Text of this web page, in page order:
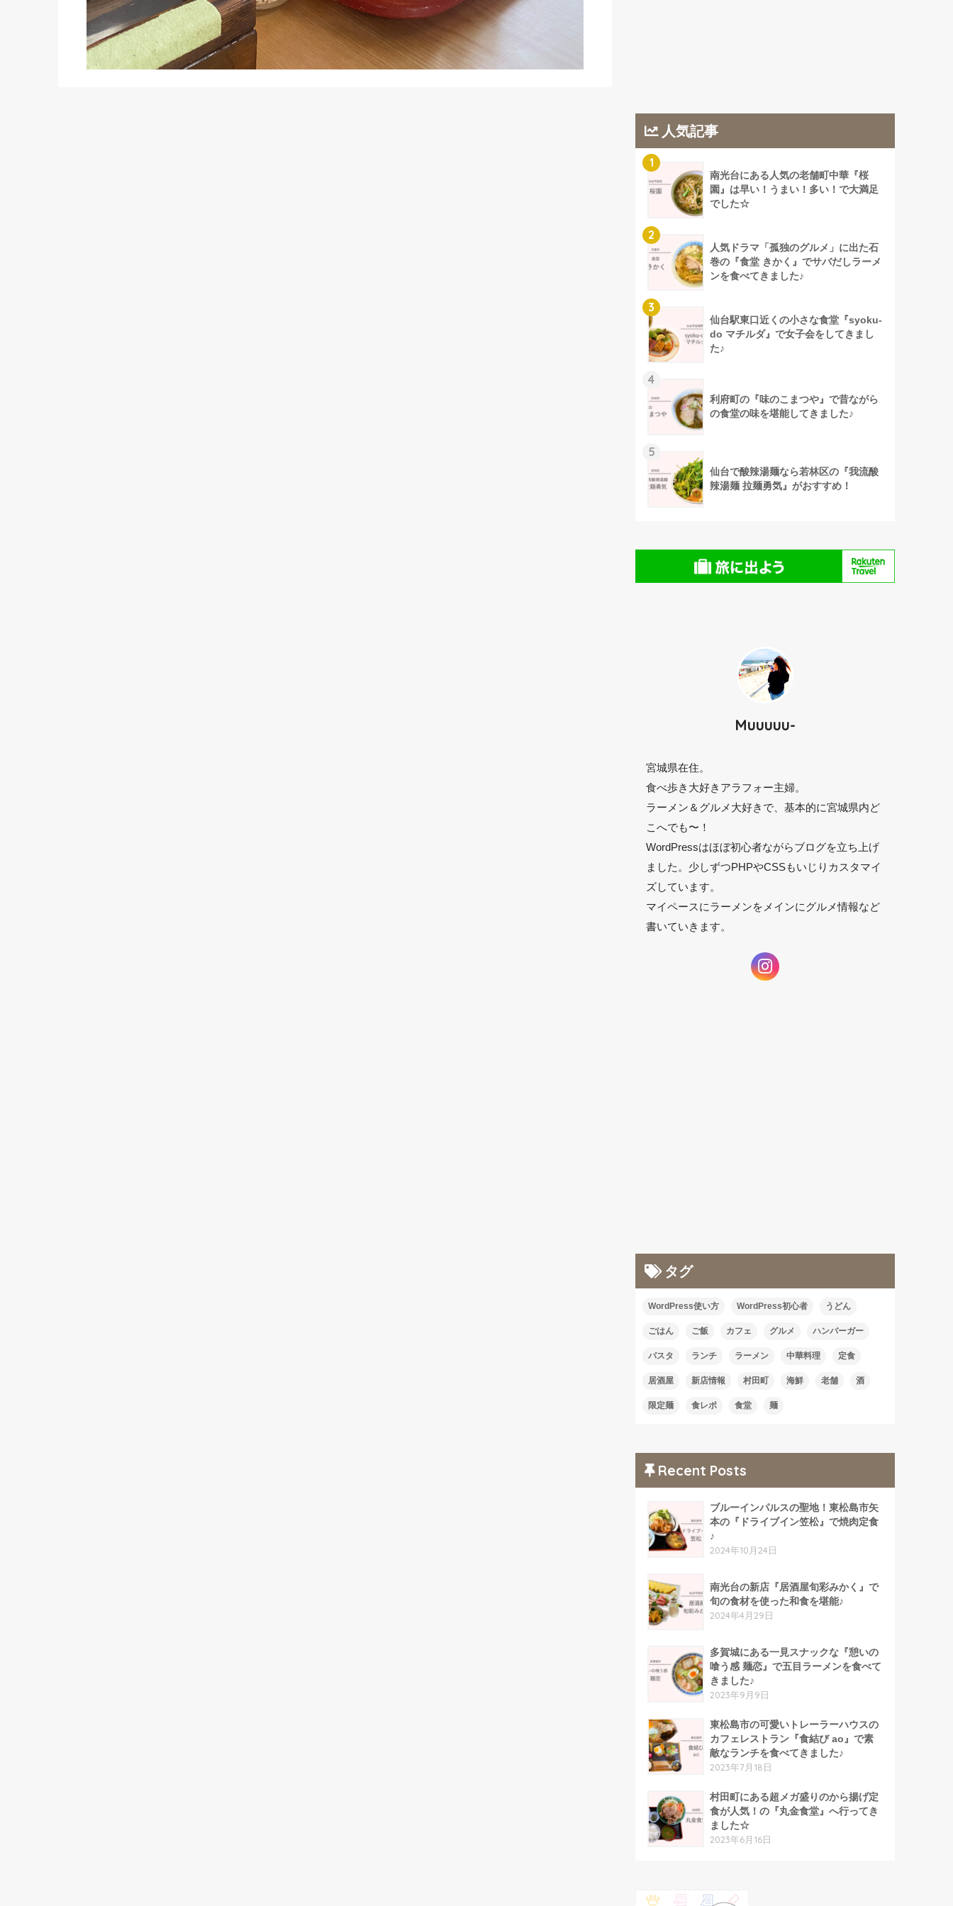
人気記事
1
南光台にある人気の老舗町中華『桜
園』は早い！うまい！多い！で大満足
でした☆
2
人気ドラマ「孤独のグルメ」に出た石
巻の『食堂 きかく』でサバだしラーメ
ンを食べてきました♪
3
仙台駅東口近くの小さな食堂『syoku-
do マチルダ』で女子会をしてきまし
た♪
4
利府町の『味のこまつや』で昔ながら
の食堂の味を堪能してきました♪
5
仙台で酸辣湯麺なら若林区の『我流酸
辣湯麺 拉麺勇気』がおすすめ！
Muuuuu-
宮城県在住。
食べ歩き大好きアラフォー主婦。
ラーメン＆グルメ大好きで、基本的に宮城県内ど
こへでも〜！
WordPressはほぼ初心者ながらブログを立ち上げ
ました。少しずつPHPやCSSもいじりカスタマイ
ズしています。
マイペースにラーメンをメインにグルメ情報など
書いていきます。
タグ
WordPress使い方 WordPress初心者 うどん
ごはん ご飯 カフェ グルメ ハンバーガー
パスタ ランチ ラーメン 中華料理 定食
居酒屋 新店情報 村田町 海鮮 老舗 酒
限定麺 食レポ 食堂 麺
Recent Posts
ブルーインパルスの聖地！東松島市矢
本の『ドライブイン笠松』で焼肉定食
♪
2024年10月24日
南光台の新店『居酒屋旬彩みかく』で
旬の食材を使った和食を堪能♪
2024年4月29日
多賀城にある一見スナックな『憩いの
喰う感 麺恋』で五目ラーメンを食べて
きました♪
2023年9月9日
東松島市の可愛いトレーラーハウスの
カフェレストラン『食結び ao』で素
敵なランチを食べてきました♪
2023年7月18日
村田町にある超メガ盛りのから揚げ定
食が人気！の『丸金食堂』へ行ってき
ました☆
2023年6月16日